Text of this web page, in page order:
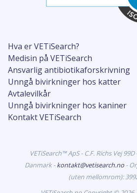
Hva er VETiSearch?
Medisin på VETiSearch
Ansvarlig antibiotikaforskrivning
Unngå bivirkninger hos katter
Avtalevilkår
Unngå bivirkninger hos kaniner
Kontakt VETiSearch
VETiSearch™ ApS - C.F. Richs Vej
Danmark -kontakt@vetisearch.no -
(uten mellomrom):